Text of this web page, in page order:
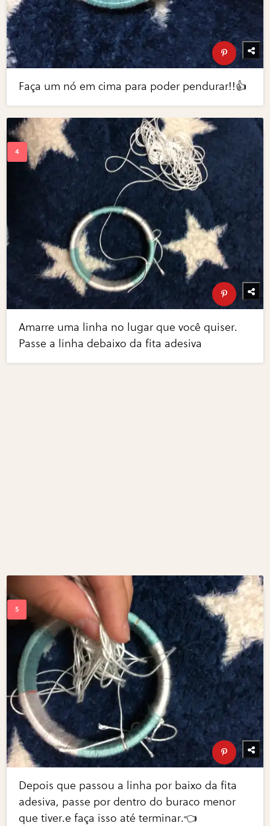
Faça um nó em cima para poder pendurar!!👍
Amarre uma linha no lugar que você quiser.
Passe a linha debaixo da fita adesiva
Depois que passou a linha por baixo da fita
adesiva, passe por dentro do buraco menor
que tiver.e faça isso até terminar.👈